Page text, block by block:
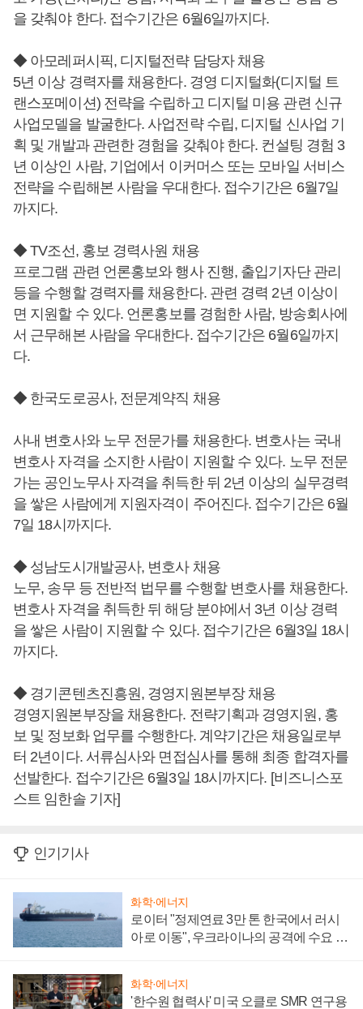
을 갖춰야 한다. 접수기간은 6월6일까지다.
◆ 아모레퍼시픽, 디지털전략 담당자 채용
5년 이상 경력자를 채용한다. 경영 디지털화(디지털 트
랜스포메이션) 전략을 수립하고 디지털 미용 관련 신규
사업모델을 발굴한다. 사업전략 수립, 디지털 신사업 기
획 및 개발과 관련한 경험을 갖춰야 한다. 컨설팅 경험 3
년 이상인 사람, 기업에서 이커머스 또는 모바일 서비스
전략을 수립해본 사람을 우대한다. 접수기간은 6월7일
까지다.
◆ TV조선, 홍보 경력사원 채용
프로그램 관련 언론홍보와 행사 진행, 출입기자단 관리
등을 수행할 경력자를 채용한다. 관련 경력 2년 이상이
면 지원할 수 있다. 언론홍보를 경험한 사람, 방송회사에
서 근무해본 사람을 우대한다. 접수기간은 6월6일까지
다.
◆ 한국도로공사, 전문계약직 채용
사내 변호사와 노무 전문가를 채용한다. 변호사는 국내
변호사 자격을 소지한 사람이 지원할 수 있다. 노무 전문
가는 공인노무사 자격을 취득한 뒤 2년 이상의 실무경력
을 쌓은 사람에게 지원자격이 주어진다. 접수기간은 6월
7일 18시까지다.
◆ 성남도시개발공사, 변호사 채용
노무, 송무 등 전반적 법무를 수행할 변호사를 채용한다.
변호사 자격을 취득한 뒤 해당 분야에서 3년 이상 경력
을 쌓은 사람이 지원할 수 있다. 접수기간은 6월3일 18시
까지다.
◆ 경기콘텐츠진흥원, 경영지원본부장 채용
경영지원본부장을 채용한다. 전략기획과 경영지원, 홍
보 및 정보화 업무를 수행한다. 계약기간은 채용일로부
터 2년이다. 서류심사와 면접심사를 통해 최종 합격자를
선발한다. 접수기간은 6월3일 18시까지다. [비즈니스포
스트 임한솔 기자]
인기기사
화학·에너지
로이터 "정제연료 3만 톤 한국에서 러시
아로 이동", 우크라이나의 공격에 수요 늘
화학·에너지
'한수원 협력사' 미국 오클로 SMR 연구용